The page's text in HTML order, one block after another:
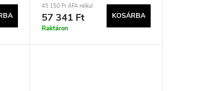
45 150 Ft ÁFA nélkül
57 341 Ft
Raktáron
KOSÁRBA